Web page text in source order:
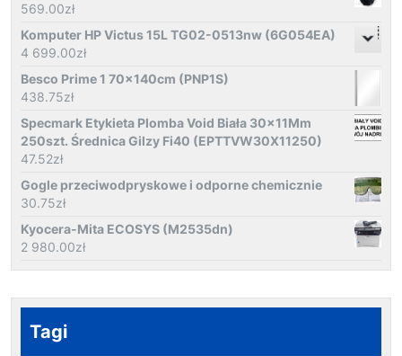
569.00zł
Komputer HP Victus 15L TG02-0513nw (6G054EA)
4 699.00zł
Besco Prime 1 70x140cm (PNP1S)
438.75zł
Specmark Etykieta Plomba Void Biała 30x11Mm
250szt. Średnica Gilzy Fi40 (EPTTVW30X11250)
47.52zł
Gogle przeciwodpryskowe i odporne chemicznie
30.75zł
Kyocera-Mita ECOSYS (M2535dn)
2 980.00zł
Tagi